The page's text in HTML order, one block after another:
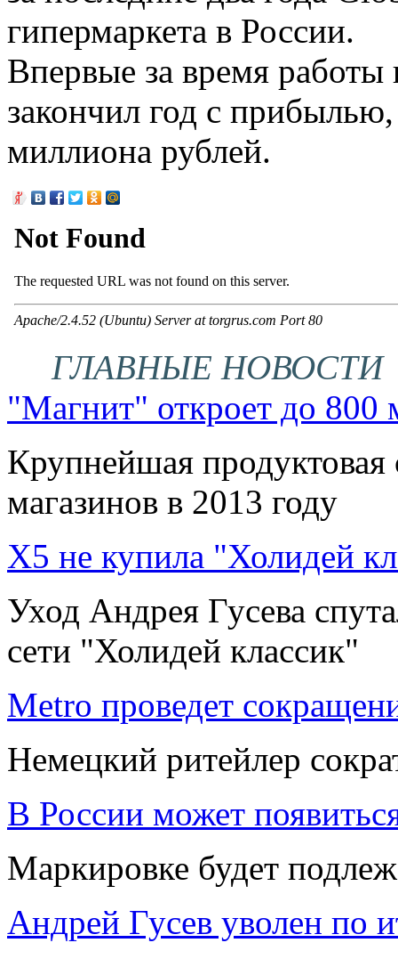
гипермаркета в России.
Впервые за время
закончил год с
миллиона рублей.
ГЛАВНЫЕ НОВОСТИ
"Магнит" откроет до 800
Крупнейшая продуктовая
магазинов в 2013 году
X5 не купила "Холидей
Уход Андрея Гусева
сети "Холидей классик"
Metro проведет
Немецкий ритейлер
В России может
Маркировке будет
Андрей Гусев уволен по